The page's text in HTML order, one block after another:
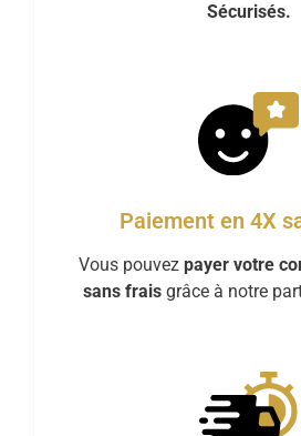
Sécurisés.
Paiement en 4X
Vous pouvez payer votre
sans frais grâce à notre